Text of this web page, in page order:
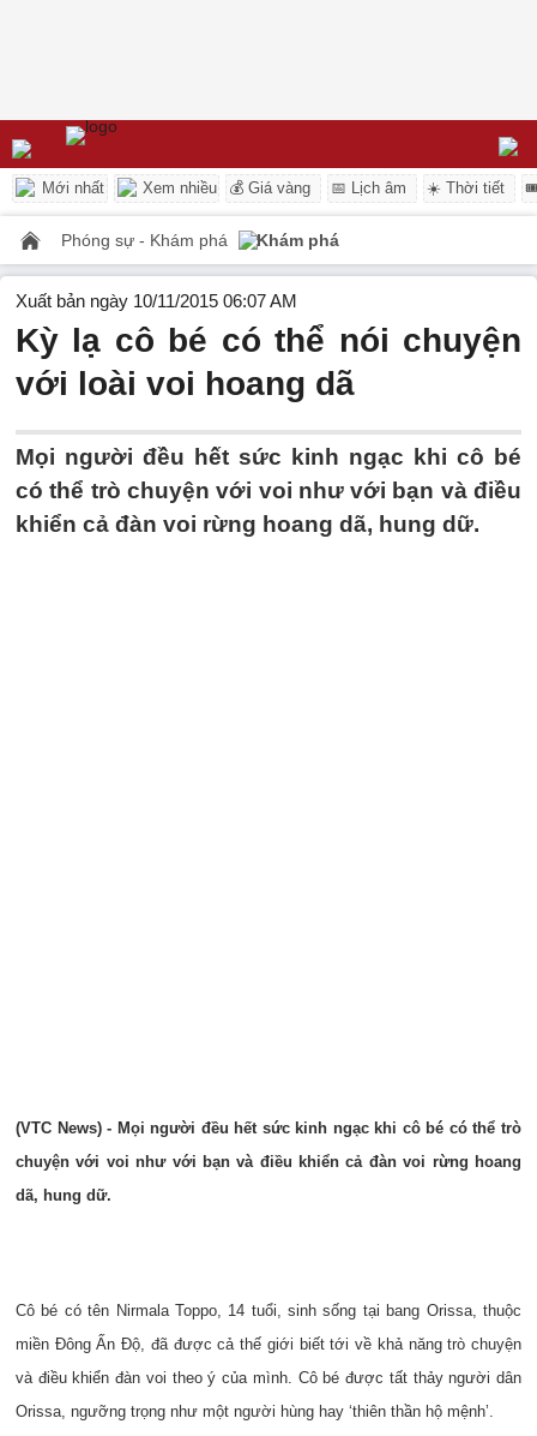
Mới nhất Xem nhiều 💰 Giá vàng 📅 Lịch âm ☀️ Thời tiết
Phóng sự - Khám phá Khám phá
Xuất bản ngày 10/11/2015 06:07 AM
Kỳ lạ cô bé có thể nói chuyện
với loài voi hoang dã
Mọi người đều hết sức kinh ngạc khi cô bé
có thể trò chuyện với voi như với bạn và điều
khiển cả đàn voi rừng hoang dã, hung dữ.
(VTC News) - Mọi người đều hết sức kinh ngạc khi cô bé có thể trò
chuyện với voi như với bạn và điều khiển cả đàn voi rừng hoang
dã, hung dữ.
Cô bé có tên Nirmala Toppo, 14 tuổi, sinh sống tại bang Orissa, thuộc
miền Đông Ấn Độ, đã được cả thế giới biết tới về khả năng trò chuyện
và điều khiển đàn voi theo ý của mình. Cô bé được tất thảy người dân
Orissa, ngưỡng trọng như một người hùng hay ‘thiên thần hộ mệnh’.